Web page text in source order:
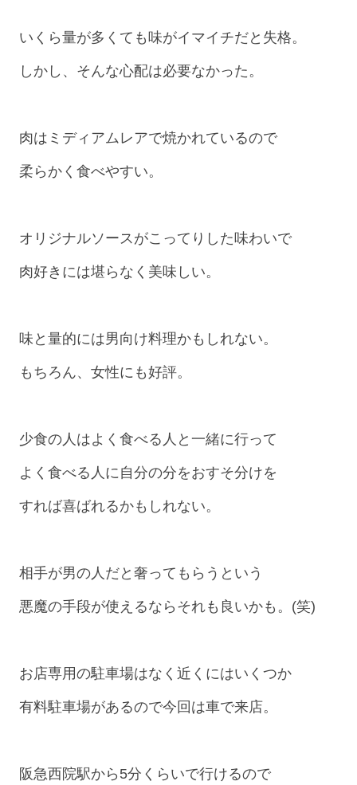
いくら量が多くても味がイマイチだと失格。
しかし、そんな心配は必要なかった。
肉はミディアムレアで焼かれているので
柔らかく食べやすい。
オリジナルソースがこってりした味わいで
肉好きには堪らなく美味しい。
味と量的には男向け料理かもしれない。
もちろん、女性にも好評。
少食の人はよく食べる人と一緒に行って
よく食べる人に自分の分をおすそ分けを
すれば喜ばれるかもしれない。
相手が男の人だと奢ってもらうという
悪魔の手段が使えるならそれも良いかも。(笑)
お店専用の駐車場はなく近くにはいくつか
有料駐車場があるので今回は車で来店。
阪急西院駅から5分くらいで行けるので